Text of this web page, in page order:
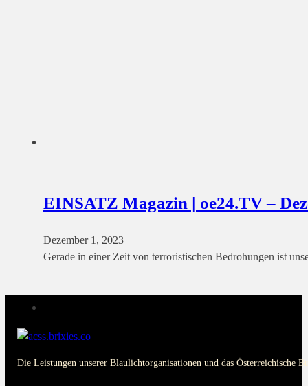
EINSATZ Magazin | oe24.TV –
Dezember 1, 2023
Gerade in einer Zeit von terroristischen Bedrohungen ist
Die Leistungen unserer Blaulichtorganisationen und das Österreichische